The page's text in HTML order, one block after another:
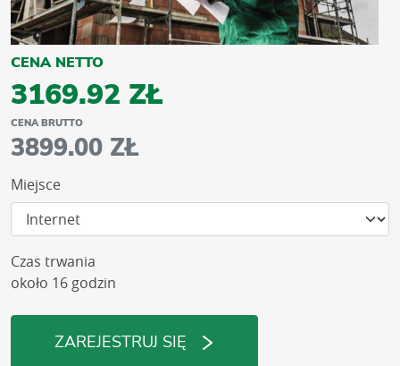
CENA NETTO
3169.92 ZŁ
CENA BRUTTO
3899.00 ZŁ
Miejsce
Czas trwania
około 16 godzin
ZAREJESTRUJ SIĘ